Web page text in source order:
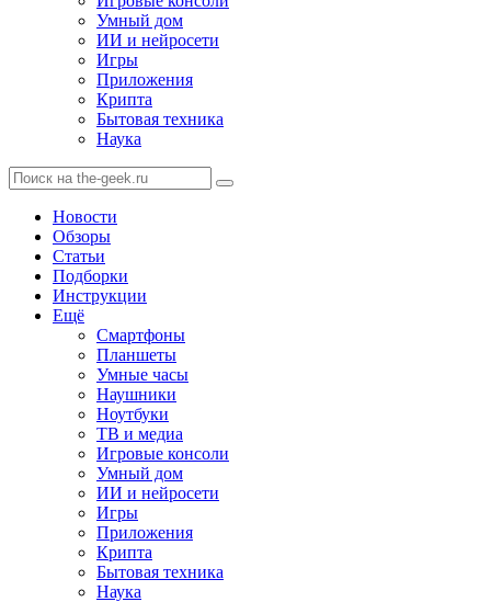
Умный дом
ИИ и нейросети
Игры
Приложения
Крипта
Бытовая техника
Наука
Новости
Обзоры
Статьи
Подборки
Инструкции
Ещё
Смартфоны
Планшеты
Умные часы
Наушники
Ноутбуки
ТВ и медиа
Игровые консоли
Умный дом
ИИ и нейросети
Игры
Приложения
Крипта
Бытовая техника
Наука